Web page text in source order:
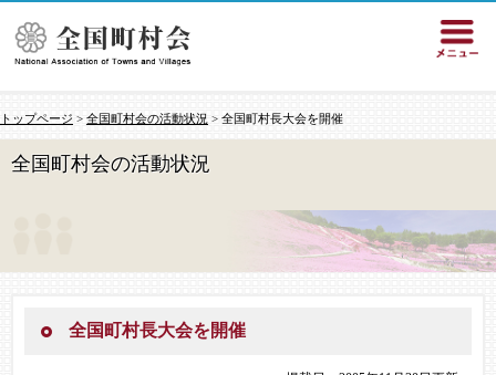
トップページ > 全国町村会の活動状況 > 全国町村長大会を開催
全国町村会の活動状況
全国町村長大会を開催